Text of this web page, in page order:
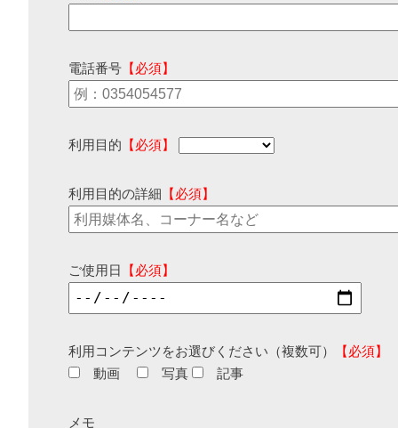
電話番号 【必須】
利用目的 【必須】
利用目的の詳細 【必須】
ご使用日 【必須】
利用コンテンツをお選びください（複数可）
【必須】
動画
写真 記事
メモ